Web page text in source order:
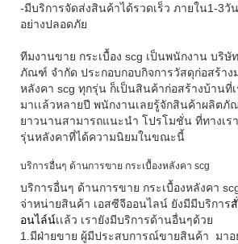
-มีบริการจัดส่งสินค้าได้รวดเร็ว ภายใน1-3วั
อย่างปลอดภัย
ทีมงานขาย กระเบื้อง scg เป็นพนักงาน บริษั
ภัณฑ์ จำกัด ประกอบกอบกิจการวัสดุก่อสร้าง
หลังคา scg ทุกรุ่น ก็เป็นสินค้าก่อสร้างบ้านที่
มาเเล้วหลายปี พนักงานเลยรู้จักสินค้าผลิตภั
ยาวนานสามารถแนะนำ โปรโมชั่น ที่ทางเร
รุ่นหลังคาที่ได้ความนิยมในขณะนี้
บริการอื่นๆ ด้านการขาย กระเบื้องหลังคา scg
บริการอื่นๆ ด้านการขาย กระเบื้องหลังคา
จ่าหน่ายสินค้า เอสซีจีออนไลน์ ยังมีมีบริการ
อนไล์น์เเล้ว เรายังมีบริการด้านอื่นๆด้วย
1.มีฝ่ายขาย ผู้มีประสบการณ์ขายสินค้า มาอ